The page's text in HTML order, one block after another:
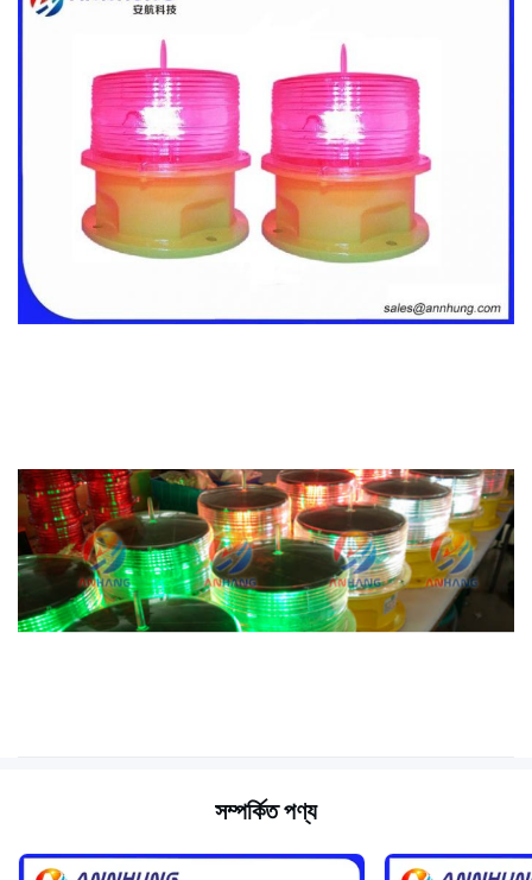
সম্পর্কিত পণ্য